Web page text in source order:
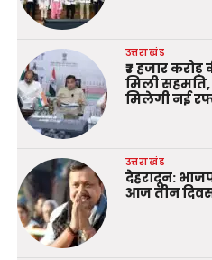
उत्तराखंड
₹7 हजार
मिली सहमति,
मिलेगी नई
उत्तराखंड
देहरादून:
आज तीन